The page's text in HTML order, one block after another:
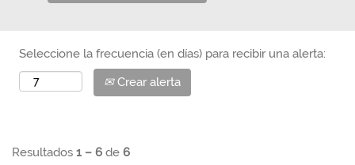
Seleccione la frecuencia (en días) para recibir una alerta:
Crear alerta
Resultados 1 – 6 de 6